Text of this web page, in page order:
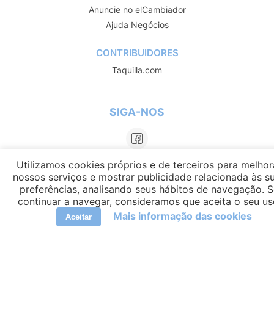
Anuncie no elCambiador
Ajuda Negócios
CONTRIBUIDORES
Taquilla.com
SIGA-NOS
Utilizamos cookies próprios e de terceiros para
nossos serviços e mostrar publicidade relacionada às
preferências, analisando seus hábitos de navegação.
continuar a navegar, consideramos que aceita o seu
Aceitar Mais informação das cookies